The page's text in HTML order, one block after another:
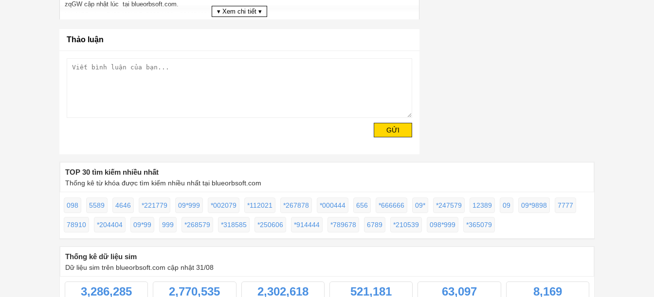
zqGW cập nhật lúc tại blueorbsoft.com.
Mã MD5 của : 5423d66bfb5e2628d466ac20195693fb ▾ Xem chi tiết ▾
Thảo luận
GỬI
TOP 30 tìm kiếm nhiều nhất
Thống kê từ khóa được tìm kiếm nhiều nhất tại blueorbsoft.com
098 5589 4646 *221779 09*999 *002079 *112021 *267878 *000444 656 *666666 09* *247579 12389 09 09*9898 7777
78910 *204404 09*99 999 *268579 *318585 *250606 *914444 *789678 6789 *210539 098*999 *365079
Thống kê dữ liệu sim
Dữ liệu sim trên blueorbsoft.com cập nhật 31/08
3,286,285 2,770,535 2,302,618 521,181 63,097 8,169